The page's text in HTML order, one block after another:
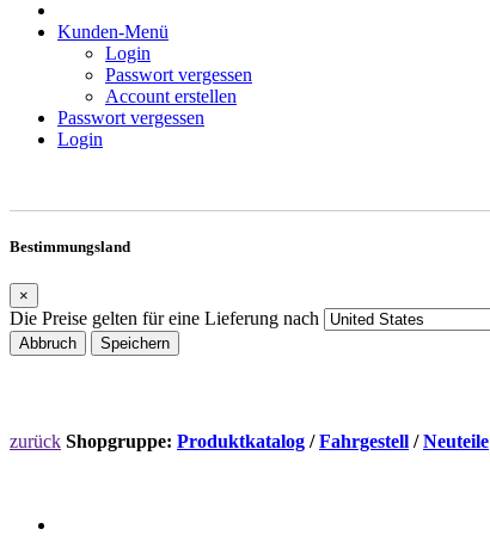
Kunden-Menü
Login
Passwort vergessen
Account erstellen
Passwort vergessen
Login
Bestimmungsland
×
Die Preise gelten für eine Lieferung nach
Abbruch Speichern
zurück Shopgruppe: Produktkatalog /Fahrgestell /Neuteile